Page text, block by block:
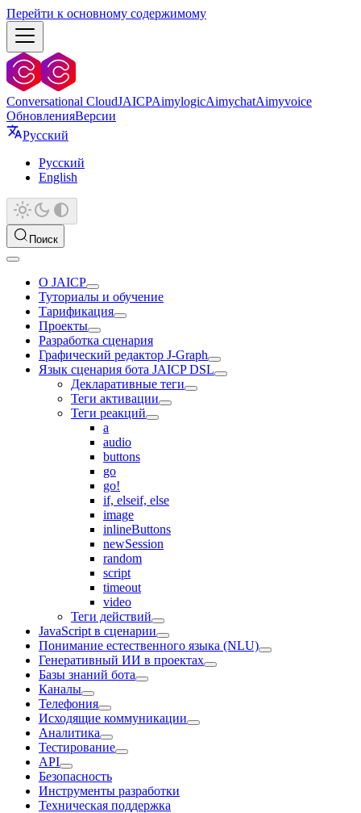
Перейти к основному содержимому
Conversational CloudJAICPAimylogicAimychatAimyvoice
ОбновленияВерсии
Русский
Русский
English
Поиск
О JAICP
Туториалы и обучение
Тарификация
Проекты
Разработка сценария
Графический редактор J‑Graph
Язык сценария бота JAICP DSL
Декларативные теги
Теги активации
Теги реакций
a
audio
buttons
go
go!
if, elseif, else
image
inlineButtons
newSession
random
script
timeout
video
Теги действий
JavaScript в сценарии
Понимание естественного языка (NLU)
Генеративный ИИ в проектах
Базы знаний бота
Каналы
Телефония
Исходящие коммуникации
Аналитика
Тестирование
API
Безопасность
Инструменты разработки
Техническая поддержка